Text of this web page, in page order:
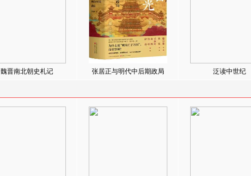
魏晋南北朝史札记 张居正与明代中后期政局 泛读中世纪